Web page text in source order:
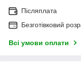
Післяплата
Безготівковий
Всі умови оплати